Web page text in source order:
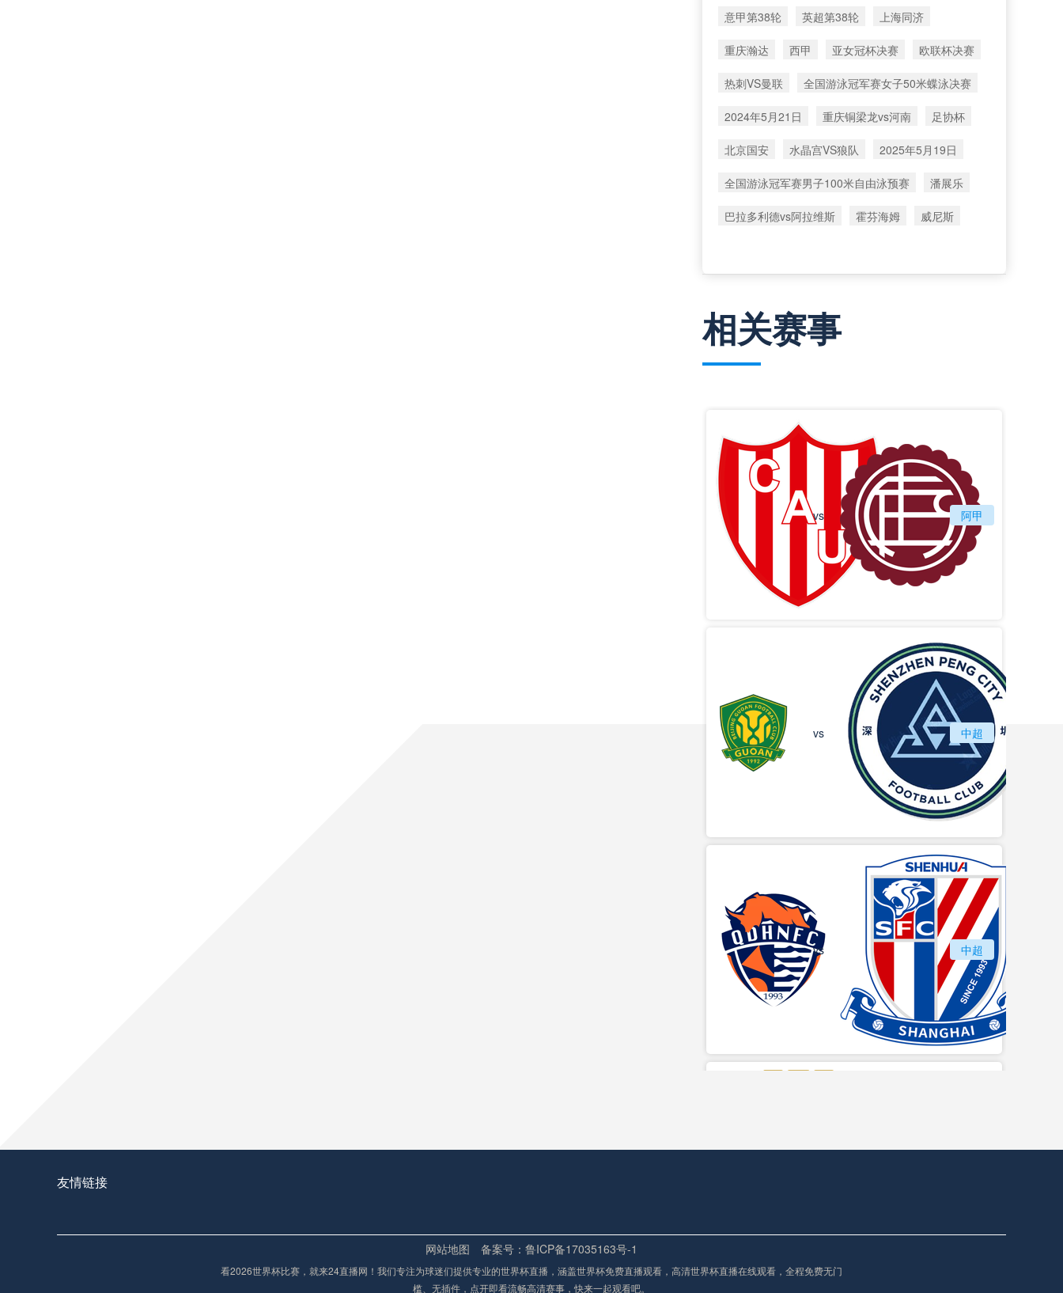
意甲第38轮 英超第38轮 上海同济
重庆瀚达 西甲 亚女冠杯决赛 欧联杯决赛
热刺VS曼联 全国游泳冠军赛女子50米蝶泳决赛
2024年5月21日 重庆铜梁龙vs河南 足协杯
北京国安 水晶宫VS狼队 2025年5月19日
全国游泳冠军赛男子100米自由泳预赛 潘展乐
巴拉多利德vs阿拉维斯 霍芬海姆 威尼斯
相关赛事
圣塔菲联
vs 阿甲
北京国安
vs 中超
青岛海牛
vs 中超
友情链接
网站地图 备案号：鲁ICP备17035163号-1
看2026世界杯比赛，就来24直播网！我们专注为球迷们提供专业的世界杯直播，涵盖世界杯免费直播观看，高清世界杯直播在线观看，全程免费无门
槛、无插件，点开即看流畅高清赛事，快来一起观看吧。